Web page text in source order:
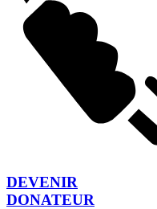
DEVENIR
DONATEUR